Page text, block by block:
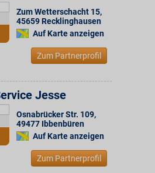
Zum Wetterschacht 15,
45659 Recklinghausen
Auf Karte anzeigen
Zum Partnerprofil
Jesse
Osnabrücker Str. 109,
49477 Ibbenbüren
Auf Karte anzeigen
Zum Partnerprofil